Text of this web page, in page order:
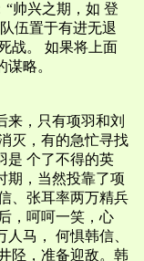
“帅兴之期，如 登
伍置于有进无退
战。 如果将上面
略。
来，只有项羽和刘
灭，有的急忙寻找
是 个了不得的英
期，当然投靠了项
、张耳率两万精兵
，呵呵一笑，心
马， 何惧韩信、
陉，准备迎敌。韩